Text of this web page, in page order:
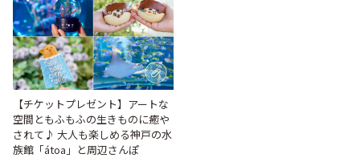
【チケットプレゼント】アートな
空間ともふもふの生きものに癒や
されて♪ 大人も楽しめる神戸の水
族館「átoa」と周辺さんぽ